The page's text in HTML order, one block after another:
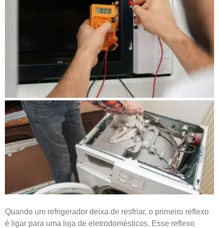
Quando um refrigerador deixa de resfriar, o primeiro reflexo
é ligar para uma loja de eletrodomésticos. Esse reflexo